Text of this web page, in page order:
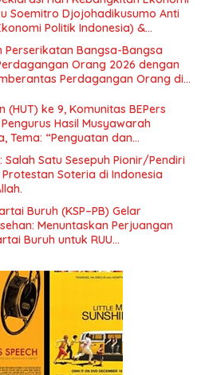
Soemitro Djojohadikusumo Anti
Politik Indonesia) &
Undang-Undang Perekonomian
Sosial dalam Menata Bangsa
Perserikatan Bangsa-Bangsa
Orang 2026 dengan
Perdagangan Orang di
(HUT) ke 9, Komunitas BEPers
Hasil Musyawarah
Tema: “Penguatan dan
KBI yang Berbasis Riset di seluruh
Salah Satu Sesepuh Pionir/Pendiri
Soteria di Indonesia
Buruh (KSP–PB) Gelar
Menuntaskan Perjuangan
Buruh untuk RUU